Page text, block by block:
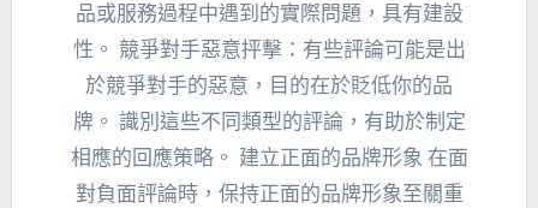
品或服務過程中遇到的實際問題，具有建設
性。 競爭對手惡意抨擊：有些評論可能是出
於競爭對手的惡意，目的在於貶低你的品
牌。 識別這些不同類型的評論，有助於制定
相應的回應策略。 建立正面的品牌形象 在面
對負面評論時，保持正面的品牌形象至關重